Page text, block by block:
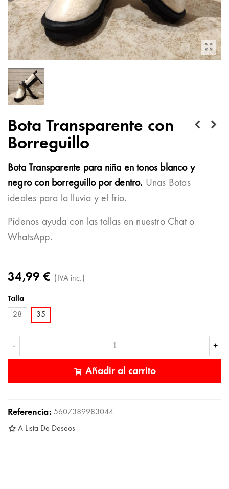
Bota Transparente con
Borreguillo
Bota Transparente para niña en tonos blanco y
negro con borreguillo por dentro. Unas Botas
ideales para la lluvia y el frio.
Pídenos ayuda con las tallas en nuestro Chat o
WhatsApp.
34,99 € (IVA inc.)
Talla
28
35
- +
Añadir al carrito
Referencia: 5607389983044
A Lista De Deseos